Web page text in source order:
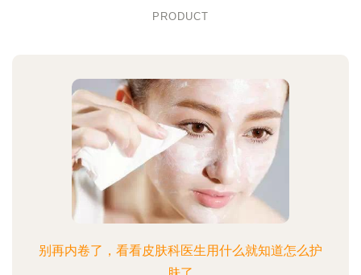
PRODUCT
别再内卷了，看看皮肤科医生用什么就知道怎么护